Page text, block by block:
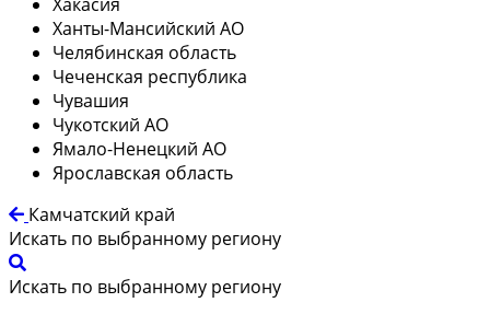
Ханты-Мансийский АО
Челябинская область
Чеченская республика
Чувашия
Чукотский АО
Ямало-Ненецкий АО
Ярославская область
Камчатский край
Искать по выбранному региону
Искать по выбранному региону